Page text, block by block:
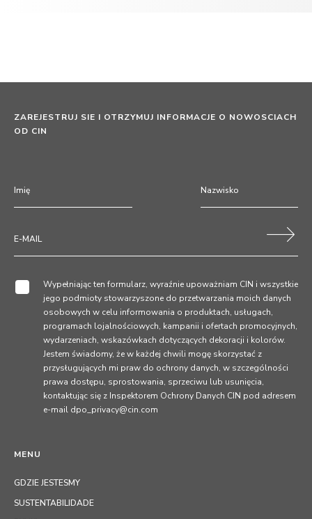
MENU
GDZIE JESTESMY
SUSTENTABILIDADE
ZAREJESTRUJ SIE I OTRZYMUJ INFORMACJE O NOWOSCIACH
OD CIN
Wypełniając ten formularz, wyraźnie upoważniam CIN i wszystkie
jego podmioty stowarzyszone do przetwarzania moich danych
osobowych w celu informowania o produktach, usługach,
programach lojalnościowych, kampanii i ofertach promocyjnych,
wydarzeniach, wskazówkach dotyczących dekoracji i kolorów.
Jestem świadomy, że w każdej chwili mogę skorzystać z
przysługujących mi praw do ochrony danych, w szczególności
prawa dostępu, sprostowania, sprzeciwu lub usunięcia,
kontaktując się z Inspektorem Ochrony Danych CIN pod adresem
e-mail dpo_privacy@cin.com